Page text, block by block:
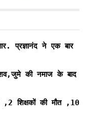
प्रज्ञानंद ने एक बार
शव,जुमे की नमाज के बाद
,2 शिक्षकों की मौत ,10